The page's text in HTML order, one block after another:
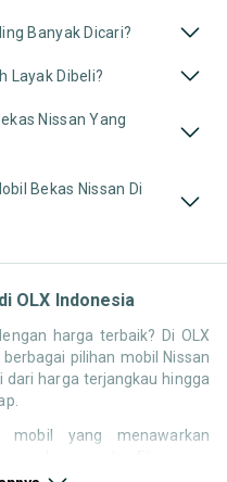
Banyak Dicari?
Layak Dibeli?
Nissan Yang
Bekas Nissan Di
OLX Indonesia
harga terbaik? Di OLX
pilihan mobil Nissan
dari harga terjangkau hingga
mobil yang menawarkan
pencarian seperti mobil